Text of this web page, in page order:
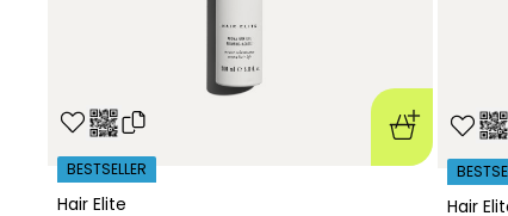
Hair Elite
BESTSELLER
Hair